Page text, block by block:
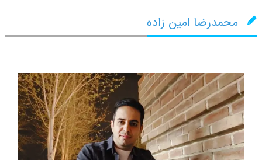
محمدرضا امین زاده